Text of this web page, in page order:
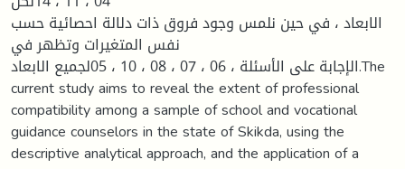
الابعاد ، في حین نلمس وجود فروق ذات دلالة احصائیة حسب
نفس المتغیرات وتظهر في
الإجابة على الأسئلة ، 06 ، 07 ، 08 ، 10 ، 05لجمیع الابعاد.The
current study aims to reveal the extent of professional
compatibility among a sample of school and vocational
guidance counselors in the state of Skikda, using the
descriptive analytical approach, and the application of a